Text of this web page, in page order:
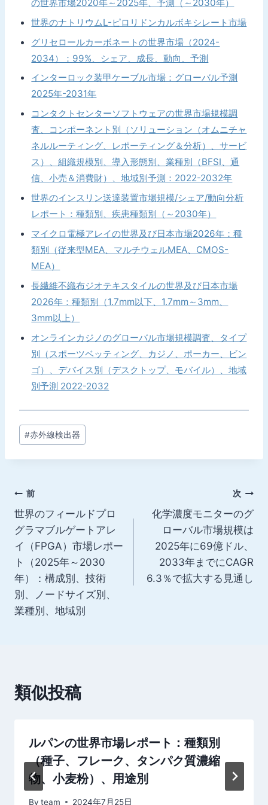
の世界市場2020年～2025年、予測（～2030年）
世界のナトリウムL-ピロリドンカルボキシレート市場
グリセロールカーボネートの世界市場（2024-
2034）：99%、シェア、成長、動向、予測
インターロック装甲ケーブル市場：グローバル予測
2025年-2031年
コンタクトセンターソフトウェアの世界市場規模調
査、コンポーネント別（ソリューション（オムニチャ
ネルルーティング、レポーティング＆分析）、サービ
ス）、組織規模別、導入形態別、業種別（BFSI、通
信、小売＆消費財）、地域別予測：2022-2032年
世界のインスリン送達装置市場規模/シェア/動向分析
レポート：種類別、疾患種類別（～2030年）
マイクロ電極アレイの世界及び日本市場2026年：種
類別（従来型MEA、マルチウェルMEA、CMOS-
MEA）
長繊維不織布ジオテキスタイルの世界及び日本市場
2026年：種類別（1.7mm以下、1.7mm～3mm、
3mm以上）
オンラインカジノのグローバル市場規模調査、タイプ
別（スポーツベッティング、カジノ、ポーカー、ビン
ゴ）、デバイス別（デスクトップ、モバイル）、地域
別予測 2022-2032
投
稿
タ
#赤外線検出器
投
稿
ナ
ビ
ゲ
ン
前
世界のフィールドプロ
グラマブルゲートアレ
イ（FPGA）市場レポー
ト（2025年～2030
年）：構成別、技術
別、ノードサイズ別、
業種別、地域別
次
化学濃度モニターのグ
ローバル市場規模は
2025年に69億ドル、
2033年までにCAGR
6.3％で拡大する見通し
類似投稿
ルパンの世界市場レポート：種類別
（種子、フレーク、タンパク質濃縮
物、小麦粉）、用途別
By team 2024年7月25日